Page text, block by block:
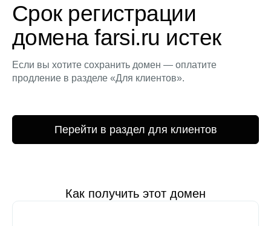
Срок регистрации
домена farsi.ru истек
Если вы хотите сохранить домен — оплатите
продление в разделе «Для клиентов».
Перейти в раздел для клиентов
Как получить этот домен